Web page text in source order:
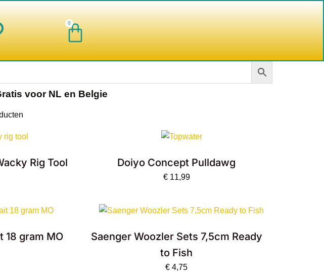
0
Winkelwagen
voor NL en Belgie
Rig Tool Doiyo Concept Pulldawg
€11,99
18 gram MO
Saenger Woozler Sets 7,5cm Ready
to Fish
€ 4,75